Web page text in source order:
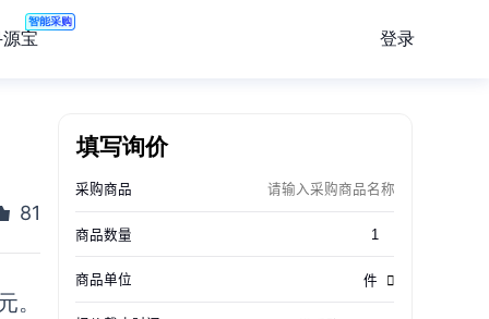
宝
智能采购
登录
81
。
填写询价